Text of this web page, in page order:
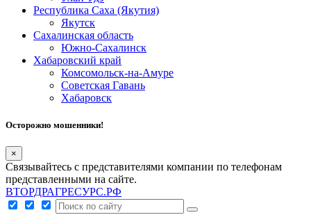
Республика Саха (Якутия)
Якутск
Сахалинская область
Южно-Сахалинск
Хабаровский край
Комсомольск-на-Амуре
Советская Гавань
Хабаровск
Осторожно мошенники!
×
Связывайтесь с представителями компании по телефонам
представленными на сайте.
ВТОРДРАГРЕСУРС.РФ